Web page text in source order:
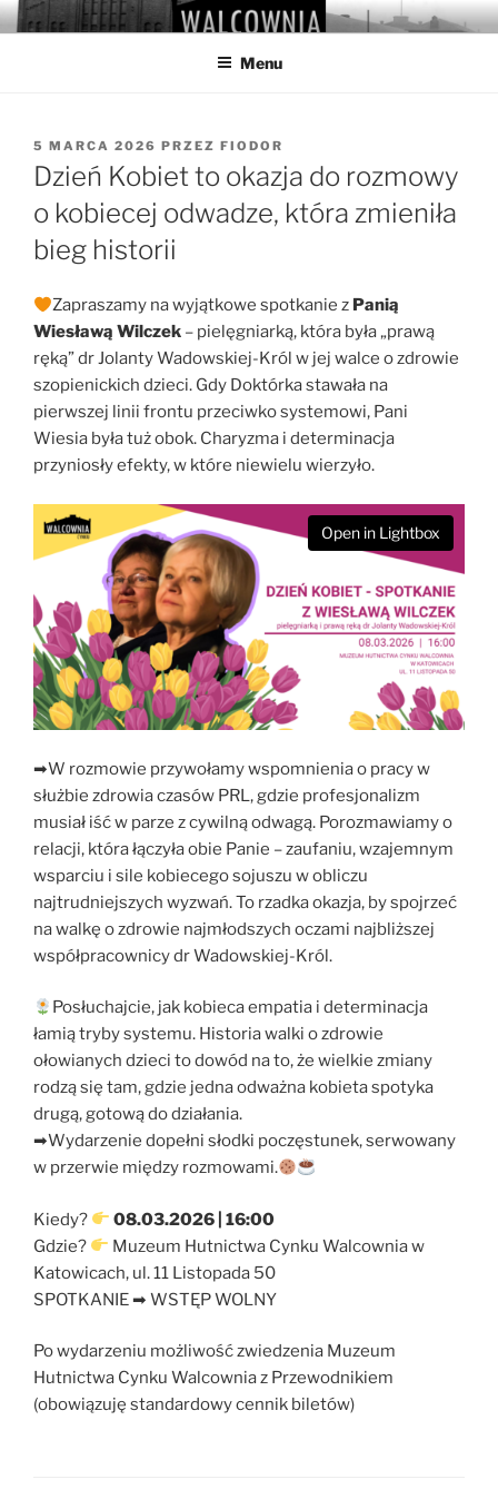
Przejdź
do
WALCOWNIA
Muzeum Hutnictwa Cynku
Menu
OPUBLIKOWANE
W
5 MARCA 2026 PRZEZ FIODOR
Dzień Kobiet to okazja do rozmowy
o kobiecej odwadze, która zmieniła
bieg historii
Zapraszamy na wyjątkowe spotkanie z Panią
Wiesławą Wilczek – pielęgniarką, która była „prawą
ręką” dr Jolanty Wadowskiej-Król w jej walce o zdrowie
szopienickich dzieci. Gdy Doktórka stawała na
pierwszej linii frontu przeciwko systemowi, Pani
Wiesia była tuż obok. Charyzma i determinacja
przyniosły efekty, w które niewielu wierzyło.
Open in Lightbox
➡W rozmowie przywołamy wspomnienia o pracy w
służbie zdrowia czasów PRL, gdzie profesjonalizm
musiał iść w parze z cywilną odwagą. Porozmawiamy o
relacji, która łączyła obie Panie – zaufaniu, wzajemnym
wsparciu i sile kobiecego sojuszu w obliczu
najtrudniejszych wyzwań. To rzadka okazja, by spojrzeć
na walkę o zdrowie najmłodszych oczami najbliższej
współpracownicy dr Wadowskiej-Król.
Posłuchajcie, jak kobieca empatia i determinacja
łamią tryby systemu. Historia walki o zdrowie
ołowianych dzieci to dowód na to, że wielkie zmiany
rodzą się tam, gdzie jedna odważna kobieta spotyka
drugą, gotową do działania.
➡Wydarzenie dopełni słodki poczęstunek, serwowany
w przerwie między rozmowami.
Kiedy?
08.03.2026 | 16:00
Gdzie?
Muzeum Hutnictwa Cynku Walcownia w
Katowicach, ul. 11 Listopada 50
SPOTKANIE ➡ WSTĘP WOLNY
Po wydarzeniu możliwość zwiedzenia Muzeum
Hutnictwa Cynku Walcownia z Przewodnikiem
(obowiązuję standardowy cennik biletów)